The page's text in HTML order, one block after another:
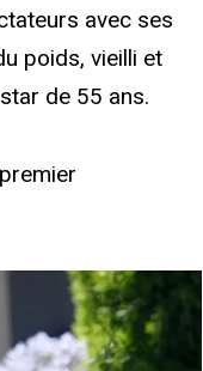
avec ses
poids, vieilli et
de 55 ans.